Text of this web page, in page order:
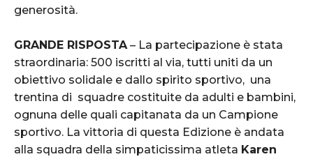
generosità.
GRANDE RISPOSTA – La partecipazione è stata
straordinaria: 500 iscritti al via, tutti uniti da un
obiettivo solidale e dallo spirito sportivo, una
trentina di squadre costituite da adulti e bambini,
ognuna delle quali capitanata da un Campione
sportivo. La vittoria di questa Edizione è andata
alla squadra della simpaticissima atleta Karen